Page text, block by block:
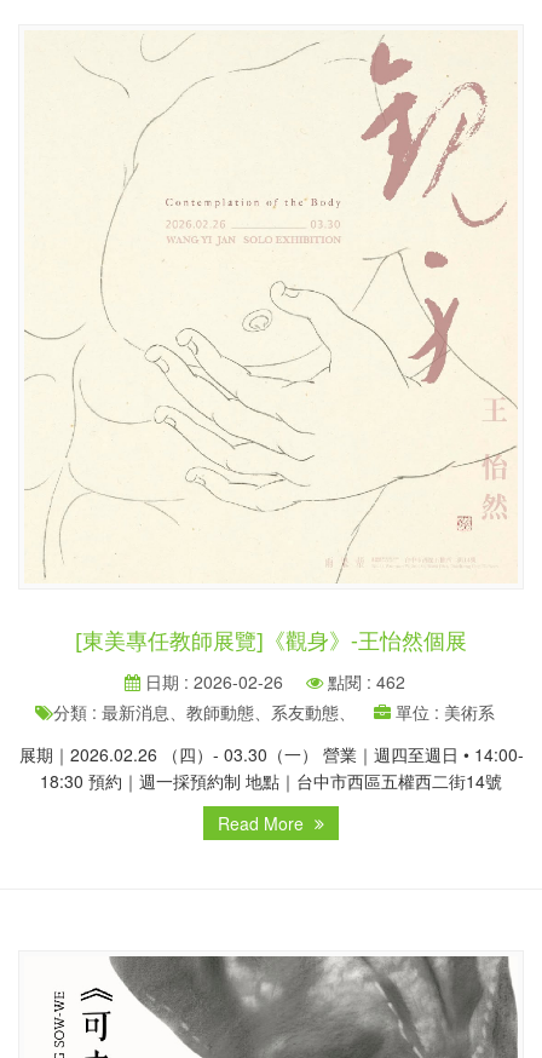
[東美專任教師展覽]《觀身》-王怡然個展
日期 : 2026-02-26
點閱 : 462
分類 : 最新消息、教師動態、系友動態、
單位 : 美術系
展期｜2026.02.26 （四）- 03.30（一） 營業｜週四至週日 • 14:00-
18:30 預約｜週一採預約制 地點｜台中市西區五權西二街14號
Read More